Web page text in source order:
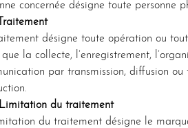
concernée désigne toute
Traitement
désigne toute opération ou tout
la collecte, l’enregistrement,
par transmission, diffusion
Limitation du traitement
du traitement désigne le